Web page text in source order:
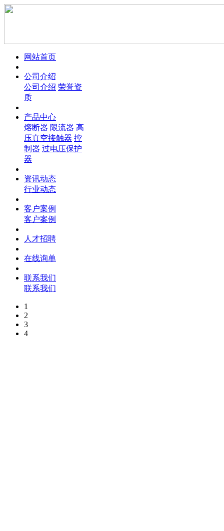
网站首页
公司介绍
公司介绍 荣誉资
质
产品中心
熔断器 限流器 高
压真空接触器 控
制器 过电压保护
器
资讯动态
行业动态
客户案例
客户案例
人才招聘
在线询单
联系我们
联系我们
1
2
3
4